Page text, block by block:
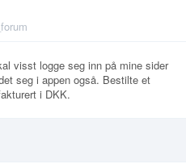
visst logge seg inn på mine sider
seg i appen også. Bestilte et
i DKK.